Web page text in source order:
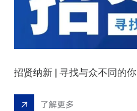
招贤纳新 | 寻找与众不同的你
了解更多